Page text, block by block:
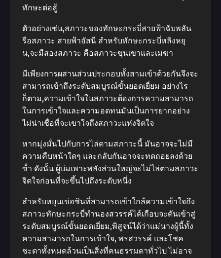
ทักษะต่อสู้
ตัวอย่างเช่น,สภาวะของทักษะกระบี่สายฟ้าฉับพลัน
รือสภาวะ สายฟ้าอัสนี สําหรับทักษะกระบี่หลิงหยุ
น,จะมีสองสภาวะ คือสภาวะขุนเขาและเมฆา
มีเพียงการผสานส่วนประกอบทั้งสามเข้าด้วยกันจึงจะ
สามารถเข้าถึงระดับสมบูรณ์ขั้นยอดเยี่ยม อย่างไร
ก็ตาม,ความเข้าใจในสภาวะต้องการความสามารถ
ในการเข้าใจและความอดทนมันเป็นการยากอย่าง
ไม่น่าเชื่อที่จะเขาใจถึงสภาวะแห่งจิตใจ
หากมุ่งมั่นไปกับการไล่ตามสภาวะนี้ มันอาจจะไม่มี
ความคืบหน้าใดๆ และกลับกันอาจจะทดถอยลงด้วย
ซ้ํา ดังนั้น ผู้บ่มเพาะพลังส่วนใหญ่จะไม่ไล่ตามสภาวะ
จิตใจก่อนที่จะขึ้นไปถึงระดับหนึ่ง
สําหรับหยุนเข่อซินที่สามารถเข้าใกล้ความเข้าใจถึง
สภาวะทักษะกระบี่ทํานองสวรรค์ได้เกือบจะดันเข้าสู่
ระดับสมบูรณ์ขั้นยอดเยี่ยม,พิสูจน์ได้ว่าแม่นางผู้นี้ทั้ง
ความสามารถในการเข้าใจ, พรสวรรค์ และโชค
ชะตาทั้งหมดล้วนเป็นสิ่งที่คนธรรมดาทั่วไป ไม่อาจ